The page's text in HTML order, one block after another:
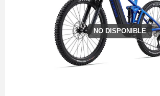
NO DISPONIBLE